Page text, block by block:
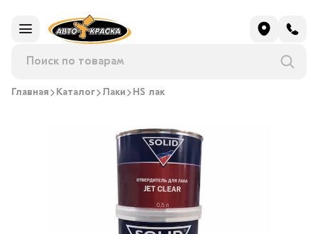
Главная Каталог Лаки HS лак